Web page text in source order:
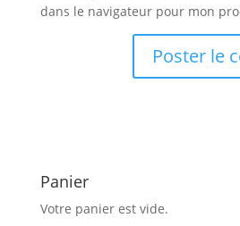
dans le navigateur pour mon
Panier
Votre panier est vide.